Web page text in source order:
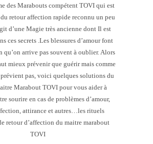
des Marabouts compétent TOVI qui est
retour affection rapide reconnu un peu
d’une Magie très ancienne dont Il est
ces secrets .Les blessures d’amour font
qu’on arrive pas souvent à oublier. Alors
mieux prévenir que guérir mais comme
pas, voici quelques solutions du
Marabout TOVI pour vous aider à
sourire en cas de problèmes d’amour,
attirance et autres…les rituels
retour d’affection du maitre marabout
TOVI